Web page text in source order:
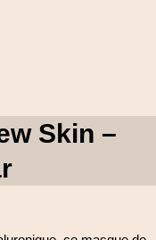
Skin –